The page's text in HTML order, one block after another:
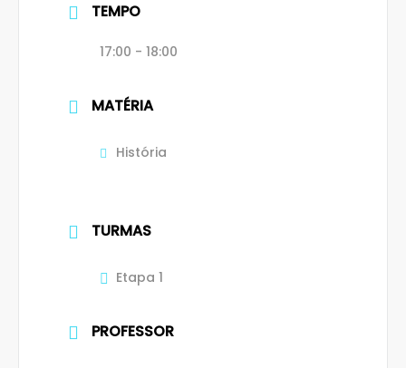
TEMPO
17:00 - 18:00
MATÉRIA
História
TURMAS
Etapa 1
PROFESSOR